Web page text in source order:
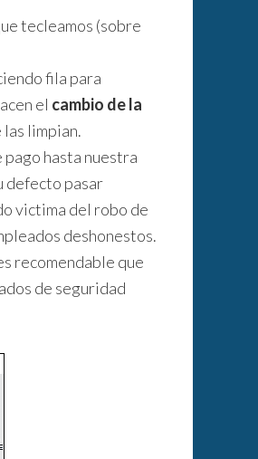
tecleamos (sobre
fila para
el cambio de la
limpian.
hasta nuestra
defecto pasar
victima del robo de
deshonestos.
recomendable que
de seguridad